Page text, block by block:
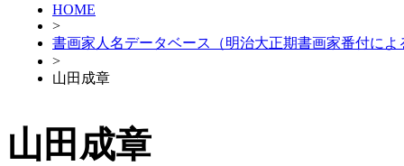
HOME
>
書画家人名データベース（明治大正期書画家番付によ
>
山田成章
山田成章